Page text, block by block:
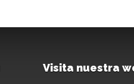
Visita nuestra